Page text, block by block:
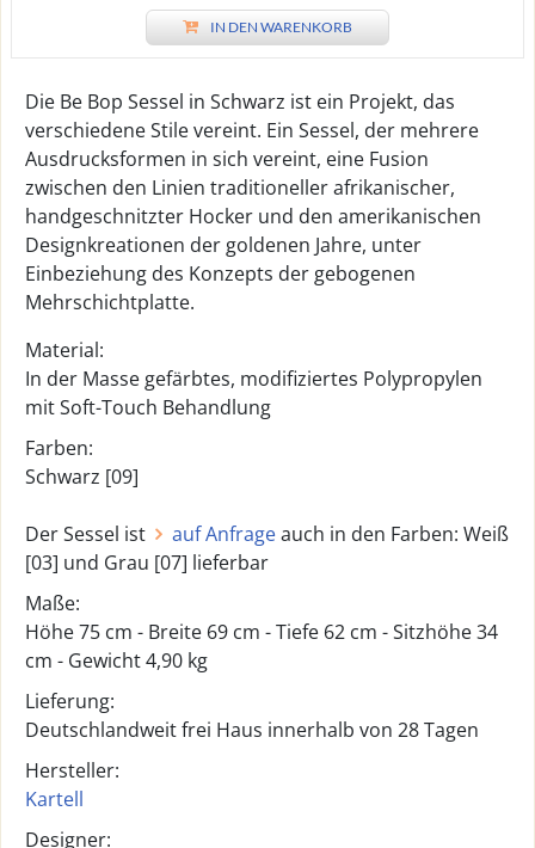
IN DEN WARENKORB
Die Be Bop Sessel in Schwarz ist ein Projekt, das
verschiedene Stile vereint. Ein Sessel, der mehrere
Ausdrucksformen in sich vereint, eine Fusion
zwischen den Linien traditioneller afrikanischer,
handgeschnitzter Hocker und den amerikanischen
Designkreationen der goldenen Jahre, unter
Einbeziehung des Konzepts der gebogenen
Mehrschichtplatte.
Material:
In der Masse gefärbtes, modifiziertes Polypropylen
mit Soft-Touch Behandlung
Farben:
Schwarz [09]
Der Sessel ist auf Anfrageauch in den Farben: Weiß
[03] und Grau [07] lieferbar
Maße:
Höhe 75 cm - Breite 69 cm - Tiefe 62 cm - Sitzhöhe 34
cm - Gewicht 4,90 kg
Lieferung:
Deutschlandweit frei Haus innerhalb von 28 Tagen
Hersteller:
Kartell
Designer: